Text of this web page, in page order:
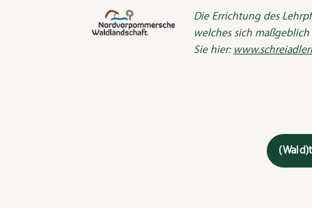
Die Errichtung des
welches sich
Sie hier: